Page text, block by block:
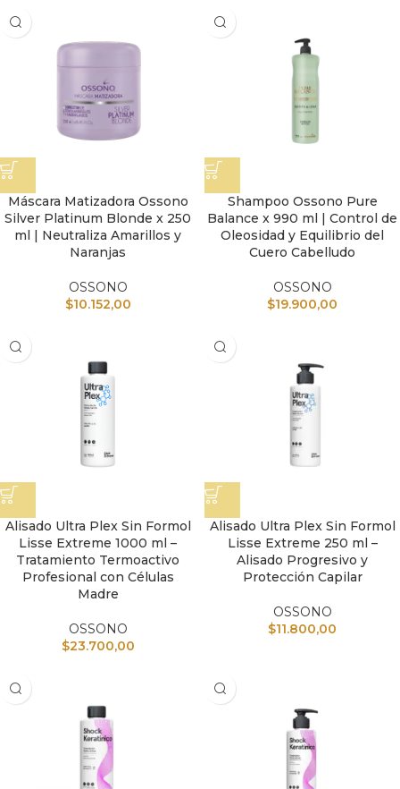
Máscara Matizadora Ossono
Silver Platinum Blonde x 250
ml | Neutraliza Amarillos y
Naranjas
OSSONO
$10.152,00
Shampoo Ossono Pure
Balance x 990 ml | Control de
Oleosidad y Equilibrio del
Cuero Cabelludo
OSSONO
$19.900,00
Alisado Ultra Plex Sin Formol
Lisse Extreme 1000 ml –
Tratamiento Termoactivo
Profesional con Células
Madre
OSSONO
$23.700,00
Alisado Ultra Plex Sin Formol
Lisse Extreme 250 ml –
Alisado Progresivo y
Protección Capilar
OSSONO
$11.800,00